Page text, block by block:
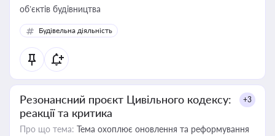
об’єктів будівництва
Будівельна діяльність
Резонансний проєкт Цивільного кодексу:
реакції та критика
+3
Про що тема: Тема охоплює оновлення та реформування